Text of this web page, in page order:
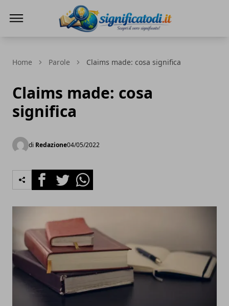
Home Parole Claims made: cosa significa
Claims made: cosa
significa
di Redazione04/05/2022
FacebookTwitterWhatsapp